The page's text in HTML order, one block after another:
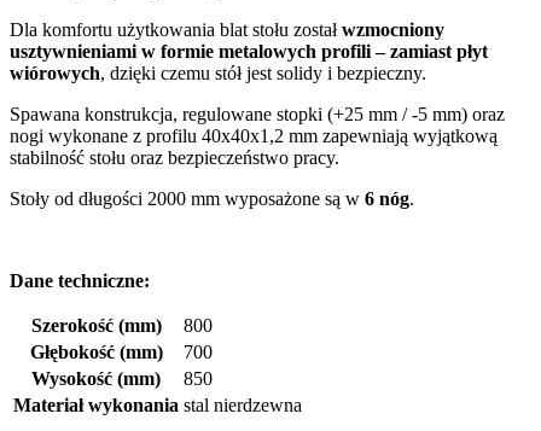
Dla komfortu użytkowania blat stołu zostałwzmocniony
usztywnieniami w formie metalowych profili – zamiast płyt
wiórowych, dzięki czemu stół jest solidy i bezpieczny.
Spawana konstrukcja, regulowane stopki (+25 mm / -5 mm) oraz
nogi wykonane z profilu 40x40x1,2 mm zapewniają wyjątkową
stabilność stołu oraz bezpieczeństwo pracy.
Stoły od długości 2000 mm wyposażone są w 6 nóg.
Dane techniczne:
Szerokość (mm)
800
Głębokość (mm)
700
Wysokość (mm)
850
Materiał wykonania stal nierdzewna